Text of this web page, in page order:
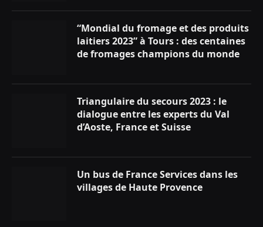
“Mondial du fromage et des produits
laitiers 2023” à Tours : des centaines
de fromages champions du monde
Triangulaire du secours 2023 : le
dialogue entre les experts du Val
d’Aoste, France et Suisse
Un bus de France Services dans les
villages de Haute Provence